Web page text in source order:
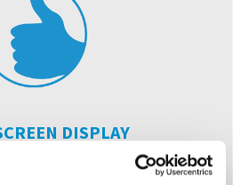
DISPLAY
met minimale
een nauwkeurige besturing.